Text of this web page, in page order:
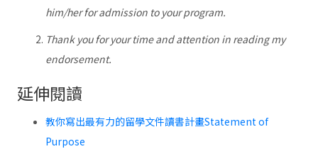
him/her for admission to your program.
Thank you for your time and attention in reading my
endorsement.
延伸閱讀
教你寫出最有力的留學文件讀書計畫Statement of
Purpose